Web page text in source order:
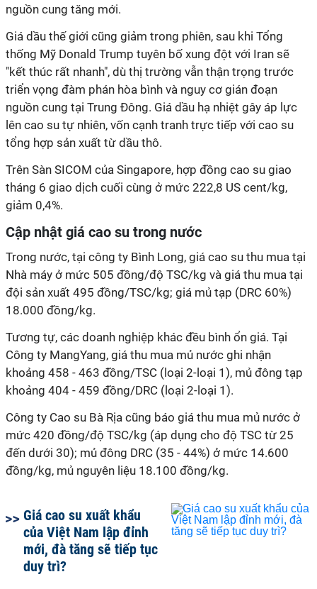
nguồn cung tăng mới.
Giá dầu thế giới cũng giảm trong phiên, sau khi Tổng
thống Mỹ Donald Trump tuyên bố xung đột với Iran sẽ
"kết thúc rất nhanh", dù thị trường vẫn thận trọng trước
triển vọng đàm phán hòa bình và nguy cơ gián đoạn
nguồn cung tại Trung Đông. Giá dầu hạ nhiệt gây áp lực
lên cao su tự nhiên, vốn cạnh tranh trực tiếp với cao su
tổng hợp sản xuất từ dầu thô.
Trên Sàn SICOM của Singapore, hợp đồng cao su giao
tháng 6 giao dịch cuối cùng ở mức 222,8 US cent/kg,
giảm 0,4%.
Cập nhật giá cao su trong nước
Trong nước, tại công ty Bình Long, giá cao su thu mua tại
Nhà máy ở mức 505 đồng/độ TSC/kg và giá thu mua tại
đội sản xuất 495 đồng/TSC/kg; giá mủ tạp (DRC 60%)
18.000 đồng/kg.
Tương tự, các doanh nghiệp khác đều bình ổn giá. Tại
Công ty MangYang, giá thu mua mủ nước ghi nhận
khoảng 458 - 463 đồng/TSC (loại 2-loại 1), mủ đông tạp
khoảng 404 - 459 đồng/DRC (loại 2-loại 1).
Công ty Cao su Bà Rịa cũng báo giá thu mua mủ nước ở
mức 420 đồng/độ TSC/kg (áp dụng cho độ TSC từ 25
đến dưới 30); mủ đông DRC (35 - 44%) ở mức 14.600
đồng/kg, mủ nguyên liệu 18.100 đồng/kg.
Giá cao su xuất khẩu
của Việt Nam lập đỉnh
mới, đà tăng sẽ tiếp tục
duy trì?